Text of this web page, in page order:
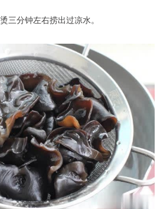
三分钟左右捞出过凉水。